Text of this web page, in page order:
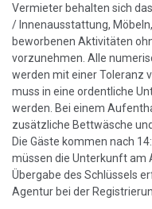
Vermieter behalten sich
/ Innenausstattung,
beworbenen Aktivitäten
vorzunehmen. Alle
werden mit einer Toleranz
muss in eine ordentliche
werden. Bei einem
zusätzliche Bettwäsche
Die Gäste kommen nach
müssen die Unterkunft am
Übergabe des Schlüssels
Agentur bei der